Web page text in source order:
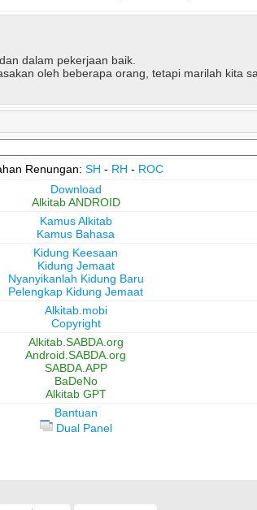
dalam pekerjaan baik.
oleh beberapa orang, tetapi marilah kita
Renungan: SH - RH - ROC
Download
Alkitab ANDROID
Kamus Alkitab
Kamus Bahasa
Kidung Keesaan
Kidung Jemaat
Nyanyikanlah Kidung Baru
Pelengkap Kidung Jemaat
Alkitab.mobi
Copyright
Alkitab.SABDA.org
Android.SABDA.org
SABDA.APP
BaDeNo
Alkitab GPT
Bantuan
Dual Panel